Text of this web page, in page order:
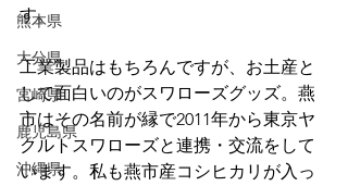
熊本県
大分県
宮崎県
鹿児島県
沖縄県
す。
工業製品はもちろんですが、お土産と
して面白いのがスワローズグッズ。燕
市はその名前が縁で2011年から東京ヤ
クルトスワローズと連携・交流をして
います。私も燕市産コシヒカリが入っ